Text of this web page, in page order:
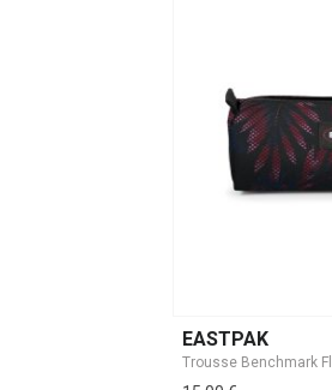
EASTPAK